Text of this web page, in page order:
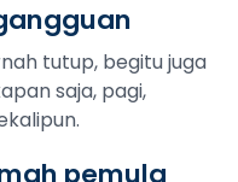
tutup, begitu juga
saja, pagi,
pemula